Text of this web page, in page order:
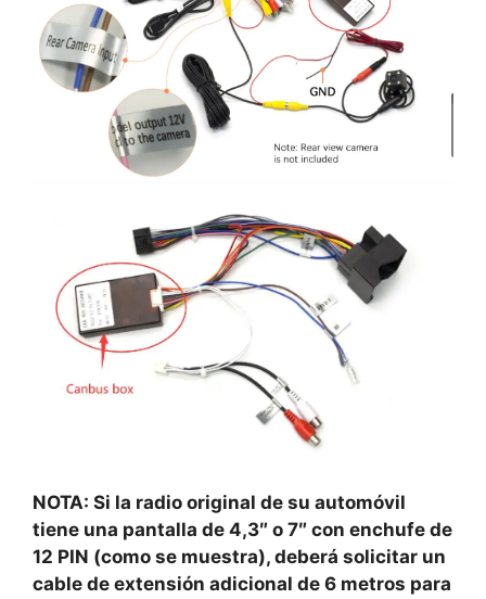
NOTA: Si la radio original de su automóvil
tiene una pantalla de 4,3″ o 7″ con enchufe de
12 PIN (como se muestra), deberá solicitar un
cable de extensión adicional de 6 metros para